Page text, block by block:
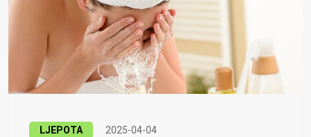
LJEPOTA 2025-04-04